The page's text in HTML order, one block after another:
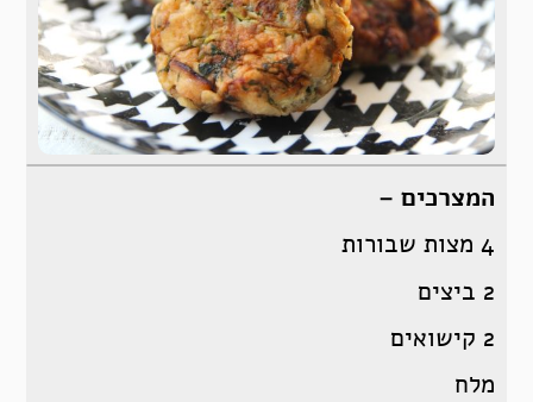
המצרכים –
4 מצות שבורות
2 ביצים
2 קישואים
מלח